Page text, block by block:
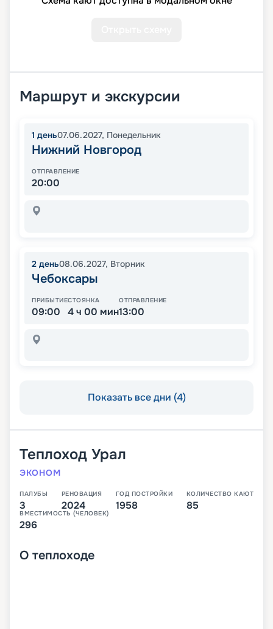
Маршрут и экскурсии
1 день07.06.2027, Понедельник
Нижний Новгород
ОТПРАВЛЕНИЕ
20:00
2 день08.06.2027, Вторник
Чебоксары
ПРИБЫТИЕ
09:00
СТОЯНКА
4 ч 00 мин
ОТПРАВЛЕНИЕ
13:00
Показать все дни (4)
Теплоход Урал
ЭКОНОМ
ПАЛУБЫ
3
РЕНОВАЦИЯ
2024
ГОД ПОСТРОЙКИ
1958
КОЛИЧЕСТВО КАЮТ
85
ВМЕСТИМОСТЬ (ЧЕЛОВЕК)
296
О теплоходе